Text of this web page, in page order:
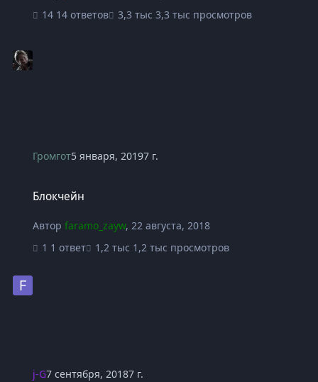
14 ответов
3,3 тыс просмотров
Громгот5 января, 20197 г.
Блокчейн
Авторfaramo_zayw, 22 августа, 2018
1 ответ
1,2 тыс просмотров
j-G7 сентября, 20187 г.